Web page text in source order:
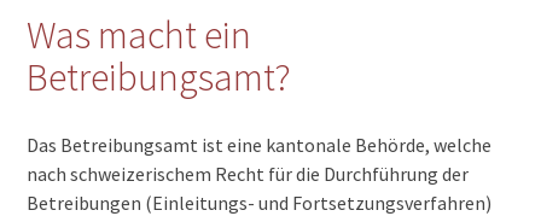
Was macht ein
Betreibungsamt?
Das Betreibungsamt ist eine kantonale Behörde, welche
nach schweizerischem Recht für die Durchführung der
Betreibungen (Einleitungs- und Fortsetzungsverfahren)